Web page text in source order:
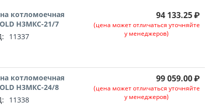
котломоечная
Н3МКС-21/7
11337
94 133.25₽
(цена может отличаться уточняйте
у менеджеров)
котломоечная
Н3МКС-24/8
11338
99 059.00₽
(цена может отличаться уточняйте
у менеджеров)